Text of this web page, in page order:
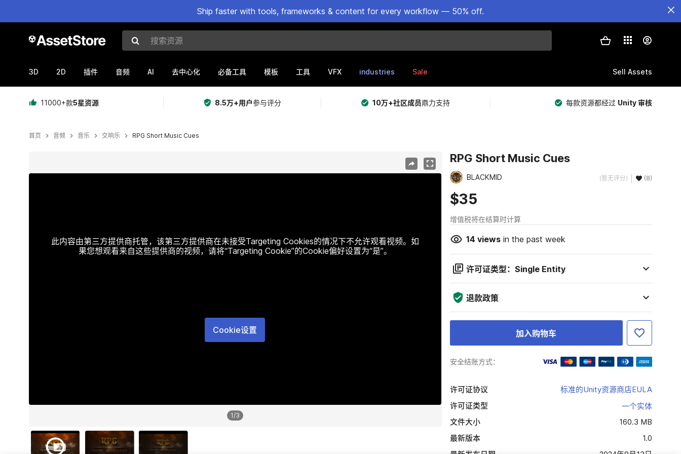
Ship faster with tools, frameworks & content for every workflow — 50% off.
搜索资源
3D 2D 插件 音频 AI 去中心化 必备工具 模板 工具 VFX industries Sale Sell Assets
11000+款5星资源 8.5万+用户参与评分 10万+社区成员鼎力支持 每款资源都经过 Unity 审核
首页 音频 音乐 交响乐 RPG Short Music Cues
此内容由第三方提供商托管，该第三方提供商在未接受Targeting Cookies的情况下不允许观看视频。如
果您想观看来自这些提供商的视频，请将“Targeting Cookie”的Cookie偏好设置为“是”。
Cookie设置
1/3
RPG Short Music Cues
BLACKMID (暂无评分) (8)
$35
增值税将在结算时计算
14 viewsin the past week
许可证类型：Single Entity
退款政策
加入购物车
安全结账方式：
许可证协议
标准的Unity资源商店EULA
许可证类型
一个实体
文件大小
160.3 MB
最新版本
1.0